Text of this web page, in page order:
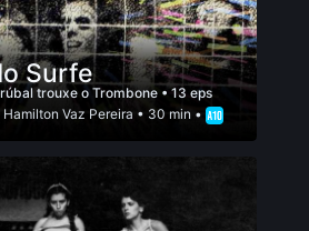
Surfe
trouxe o Trombone • 13 eps
Hamilton Vaz Pereira • 30 min •